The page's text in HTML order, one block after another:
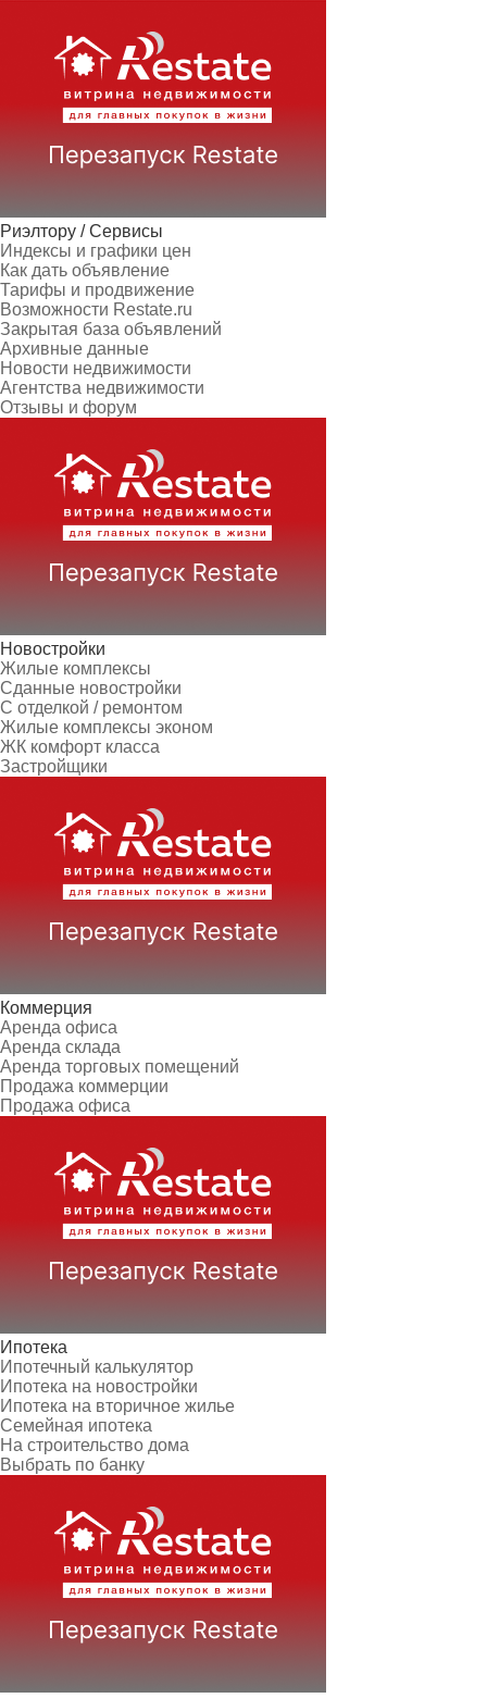
Риэлтору / Сервисы
Индексы и графики цен
Как дать объявление
Тарифы и продвижение
Возможности Restate.ru
Закрытая база объявлений
Архивные данные
Новости недвижимости
Агентства недвижимости
Отзывы и форум
Новостройки
Жилые комплексы
Сданные новостройки
С отделкой / ремонтом
Жилые комплексы эконом
ЖК комфорт класса
Застройщики
Коммерция
Аренда офиса
Аренда склада
Аренда торговых помещений
Продажа коммерции
Продажа офиса
Ипотека
Ипотечный калькулятор
Ипотека на новостройки
Ипотека на вторичное жилье
Семейная ипотека
На строительство дома
Выбрать по банку